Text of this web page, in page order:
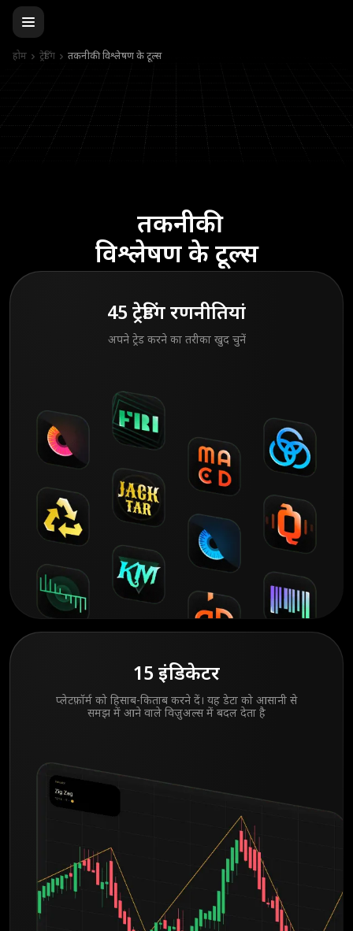
होम ट्रेडिंग तकनीकी विश्लेषण के टूल्स
तकनीकी
विश्लेषण के टूल्स
45 ट्रेडिंग रणनीतियां
अपने ट्रेड करने का तरीका खुद चुनें
15 इंडिकेटर
प्लेटफ़ॉर्म को हिसाब-किताब करने दें। यह डेटा को आसानी से
समझ में आने वाले विज़ुअल्स में बदल देता है